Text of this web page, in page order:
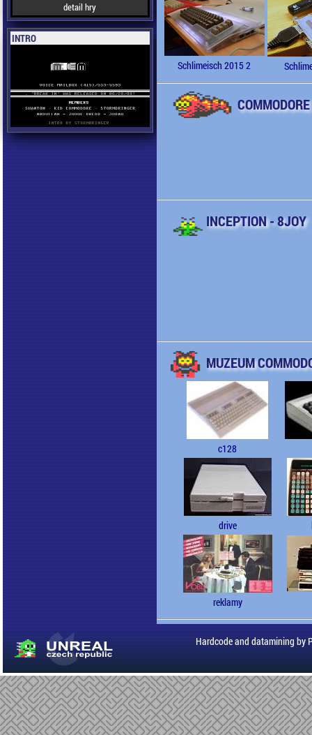
detail hry
INTRO
Schlimeisch 2015 2
INCEPTION - 8JOY
MUZEUM
c128
drive
reklamy
Hardcode and datamining by